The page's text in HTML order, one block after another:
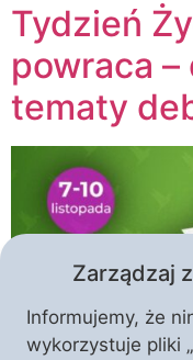
Tydzień
powraca
tematy
Zarządzaj
Informujemy, że
wykorzystuje pliki